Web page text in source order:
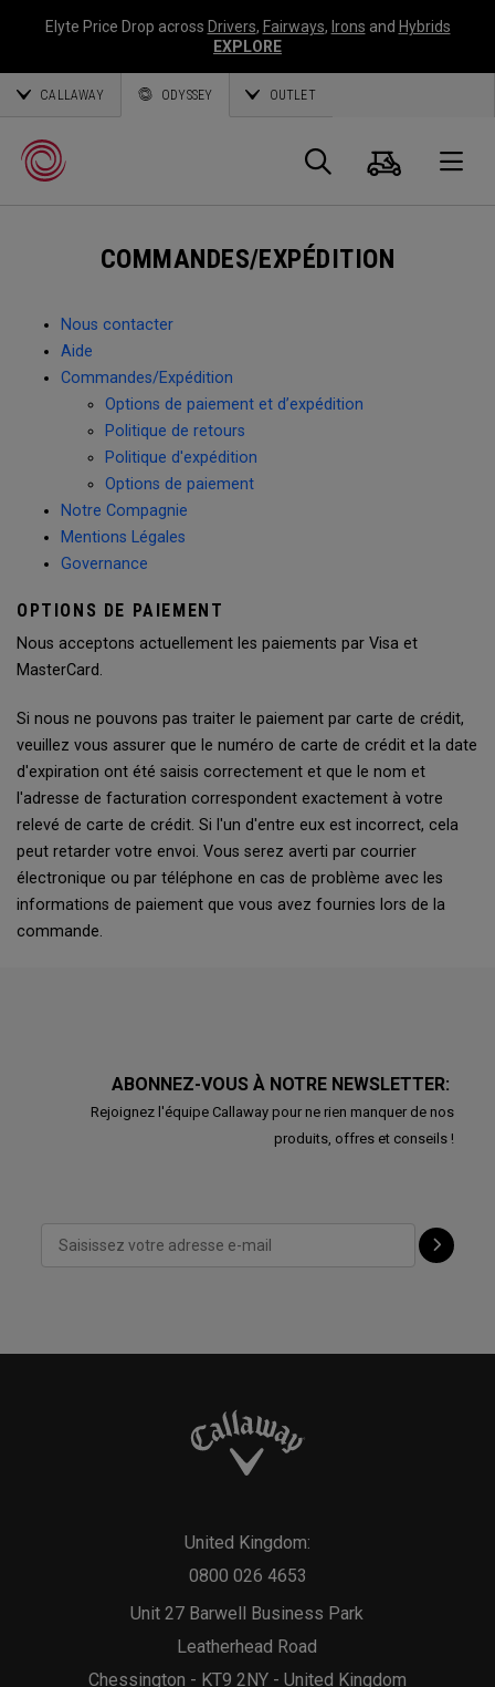
Elyte Price Drop across Drivers, Fairways, Irons and Hybrids
EXPLORE
CALLAWAY ODYSSEY OUTLET
Panier
COMMANDES/EXPÉDITION
Nous contacter
Aide
Commandes/Expédition
Options de paiement et d’expédition
Politique de retours
Politique d'expédition
Options de paiement
Notre Compagnie
Mentions Légales
Governance
OPTIONS DE PAIEMENT
Nous acceptons actuellement les paiements par Visa et
MasterCard.
Si nous ne pouvons pas traiter le paiement par carte de crédit,
veuillez vous assurer que le numéro de carte de crédit et la date
d'expiration ont été saisis correctement et que le nom et
l'adresse de facturation correspondent exactement à votre
relevé de carte de crédit. Si l'un d'entre eux est incorrect, cela
peut retarder votre envoi. Vous serez averti par courrier
électronique ou par téléphone en cas de problème avec les
informations de paiement que vous avez fournies lors de la
commande.
ABONNEZ-VOUS À NOTRE NEWSLETTER:
Rejoignez l'équipe Callaway pour ne rien manquer de nos
produits, offres et conseils !
Unit 27 Barwell Business Park
Leatherhead Road
Chessington - KT9 2NY - United Kingdom
United Kingdom:
0800 026 4653